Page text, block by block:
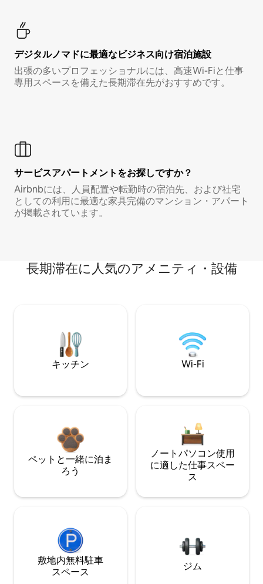
デジタルノマド⁠に最⁠適⁠なビ⁠ジ⁠ネ⁠ス⁠向⁠け宿⁠泊⁠施⁠設
出張の多いプロフェッショナルには、高速Wi-Fiと仕事
専用スペースを備えた長期滞在先がおすすめです。
サービスアパートメントをお探しですか？
Airbnbには、人員配置や転勤時の宿泊先、および社宅
としての利用に最適な家具完備のマンション・アパート
が掲載されています。
長期滞在に人気のアメニティ・設備
キッチン Wi-Fi
ペットと一緒に泊ま
ろう
ノートパソコン使用
に適した仕事スペー
ス
敷地内無料駐⁠車
ス⁠ペ⁠ー⁠ス
ジム